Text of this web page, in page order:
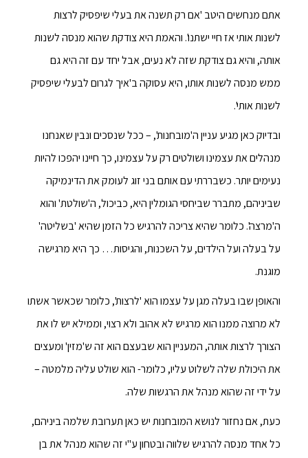
אתם מנחשים היטב 'אם רק תשנה את בעלי שיפסיק לרצות
לשנות אותי אז חיי ישתנו'. והאמת היא צודקת שהוא מנסה לשנות
אותה, והיא גם צודקת שזה לא נעים, אבל יחד עם זה היא גם
ממש מנסה לשנות אותו, היא עסוקה ב'איך לגרום לבעלי שיפסיק
לשנות אותי'.
ובדיוק כאן מגיע עניין ה'מובחנות', – ככל שנסכים ונבין שאנחנו
מנהלים את עצמינו ושולטים רק על עצמינו, כך חיינו יהפכו להיות
נעימים יותר. כשבררתי עם אותם בני זוג לעומק את הדינמיקה
שביניהם, מתברר שביחסי הגומלין היא, כביכול, ה'שולטת' והוא
ה'מרצה'. כלומר שהיא צריכה להרגיש כל הזמן שהיא 'בשליטה'
על בעלה ועל הילדים, על השכנות, והגיסות… כך היא מרגישה
מוגנת.
והאופן שבו בעלה מגן על עצמו הוא 'לרצות', כלומר שכאשר אשתו
לא מרוצה ממנו הוא מרגיש לא אהוב ולא רצוי, וממילא יש לו את
הצורך לרצות אותה, המעניין הוא שבעצם הוא זה ש'מזין' ומעצים
את היכולת שלה לשלוט עליו, כלומר- הוא שולט עליה מלמטה –
על ידי זה שהוא מנהל את הרגשות שלה.
כעת, אם נחזור לנושא המובחנות יש כאן תערובת שלמה ביניהם,
כל אחד מנסה להרגיש שלווה ובטחון ע"י זה שהוא מנהל את בן